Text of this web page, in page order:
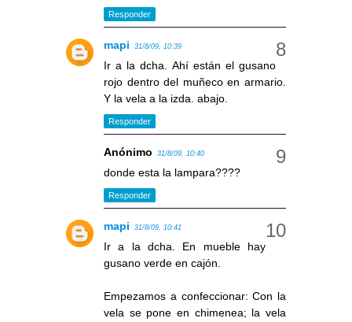
Responder
mapi 31/8/09, 10:39
Ir a la dcha. Ahí están el gusano
rojo dentro del muñeco en armario.
Y la vela a la izda. abajo.
Responder
Anónimo 31/8/09, 10:40
donde esta la lampara????
Responder
mapi 31/8/09, 10:41
Ir a la dcha. En mueble hay
gusano verde en cajón.
Empezamos a confeccionar: Con la
vela se pone en chimenea; la vela